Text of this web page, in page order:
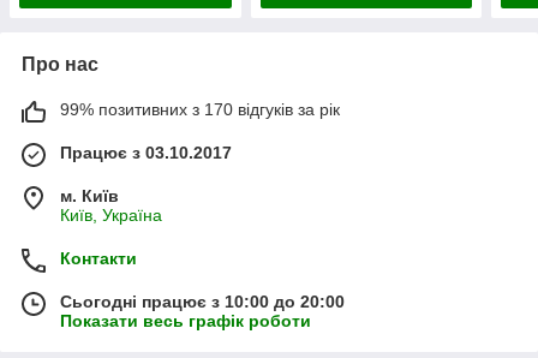
Про нас
99% позитивних з 170 відгуків за рік
Працює з 03.10.2017
м. Київ
Київ, Україна
Контакти
Сьогодні працює з 10:00 до 20:00
Показати весь графік роботи